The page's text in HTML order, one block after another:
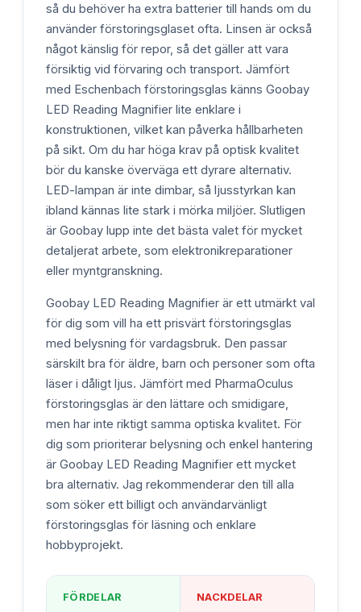
så du behöver ha extra batterier till hands om du
använder förstoringsglaset ofta. Linsen är också
något känslig för repor, så det gäller att vara
försiktig vid förvaring och transport. Jämfört
med Eschenbach förstoringsglas känns Goobay
LED Reading Magnifier lite enklare i
konstruktionen, vilket kan påverka hållbarheten
på sikt. Om du har höga krav på optisk kvalitet
bör du kanske överväga ett dyrare alternativ.
LED-lampan är inte dimbar, så ljusstyrkan kan
ibland kännas lite stark i mörka miljöer. Slutligen
är Goobay lupp inte det bästa valet för mycket
detaljerat arbete, som elektronikreparationer
eller myntgranskning.
Goobay LED Reading Magnifier är ett utmärkt val
för dig som vill ha ett prisvärt förstoringsglas
med belysning för vardagsbruk. Den passar
särskilt bra för äldre, barn och personer som ofta
läser i dåligt ljus. Jämfört med PharmaOculus
förstoringsglas är den lättare och smidigare,
men har inte riktigt samma optiska kvalitet. För
dig som prioriterar belysning och enkel hantering
är Goobay LED Reading Magnifier ett mycket
bra alternativ. Jag rekommenderar den till alla
som söker ett billigt och användarvänligt
förstoringsglas för läsning och enklare
hobbyprojekt.
FÖRDELAR NACKDELAR